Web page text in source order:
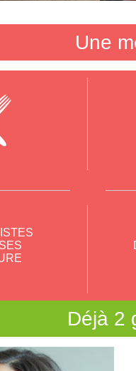
Une
Déjà 2